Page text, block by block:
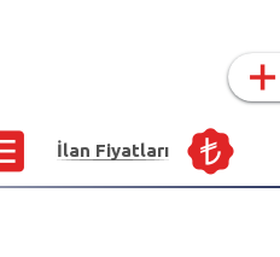
İlan Fiyatları